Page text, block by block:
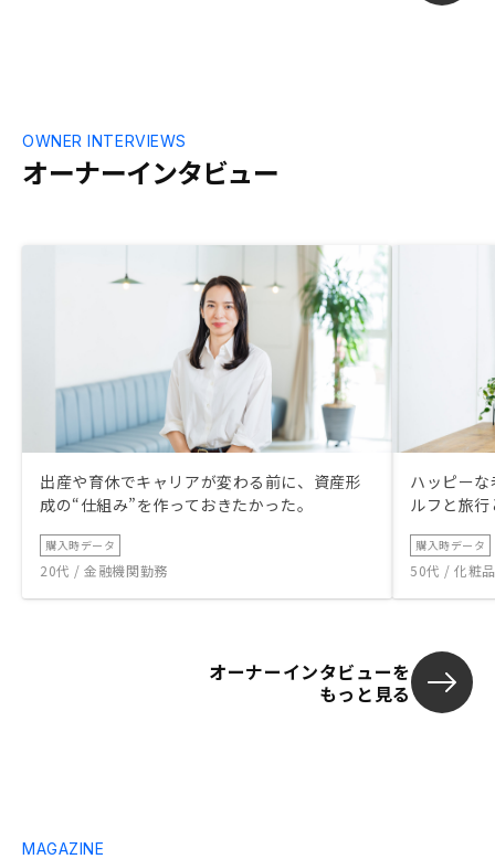
オーナーインタビュー
OWNER INTERVIEWS
出産や育休でキャリアが変わる前に、資産形
成の“仕組み”を作っておきたかった。
購入時データ
20代 / 金融機関勤務
ハッピー
ルフと旅
購入時データ
50代 / 化粧
オーナーインタビューを
もっと見る
MAGAZINE